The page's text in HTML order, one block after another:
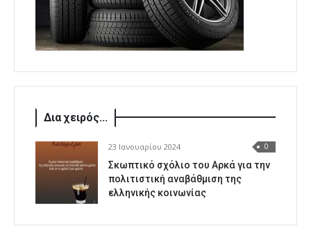
Δια χειρός...
23 Ιανουαρίου 2024 0
Σκωπτικό σχόλιο του Αρκά για την
πολιτιστική αναβάθμιση της
ελληνικής κοινωνίας